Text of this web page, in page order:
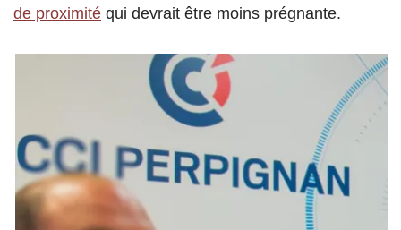
de proximité qui devrait être moins prégnante.